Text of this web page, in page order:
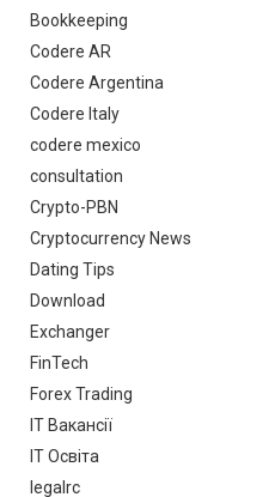
Bookkeeping
Codere AR
Codere Argentina
Codere Italy
codere mexico
consultation
Crypto-PBN
Cryptocurrency News
Dating Tips
Download
Exchanger
FinTech
Forex Trading
IT Вакансії
IT Освіта
legalrc